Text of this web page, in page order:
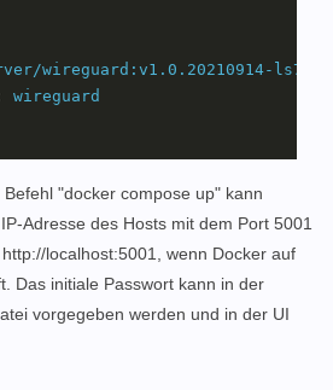
wireguard:v1.0.20210914-ls7
wireguard
udp"
"docker compose up" kann
Adresse des Hosts mit dem Port 5001
localhost:5001, wenn Docker auf
Das initiale Passwort kann in der
vorgegeben werden und in der UI